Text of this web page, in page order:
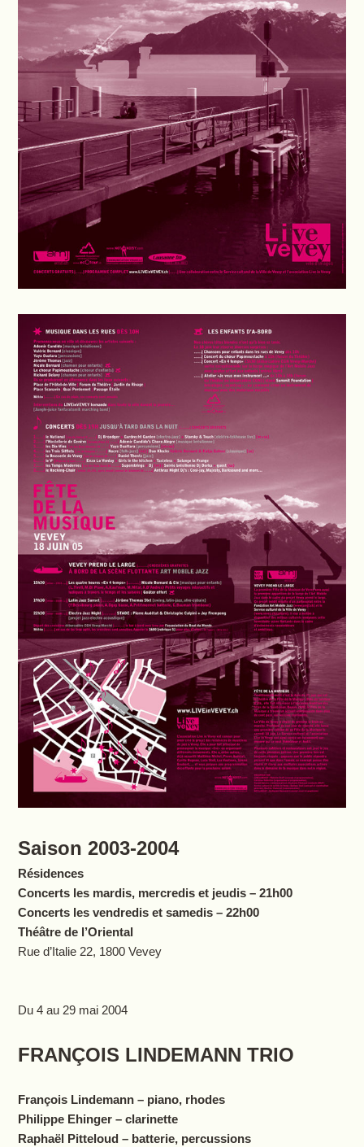
Saison 2003-2004
Résidences
Concerts les mardis, mercredis et jeudis – 21h00
Concerts les vendredis et samedis – 22h00
Théâtre de l’Oriental
Rue d’Italie 22, 1800 Vevey
Du 4 au 29 mai 2004
FRANÇOIS LINDEMANN TRIO
François Lindemann – piano, rhodes
Philippe Ehinger – clarinette
Raphaël Pitteloud – batterie, percussions